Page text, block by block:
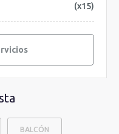
(x15)
BALCÓN